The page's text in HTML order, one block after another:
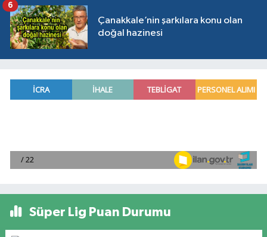
Çanakkale’nin şarkılara konu olan
doğal hazinesi
6
Süper Lig Puan Durumu